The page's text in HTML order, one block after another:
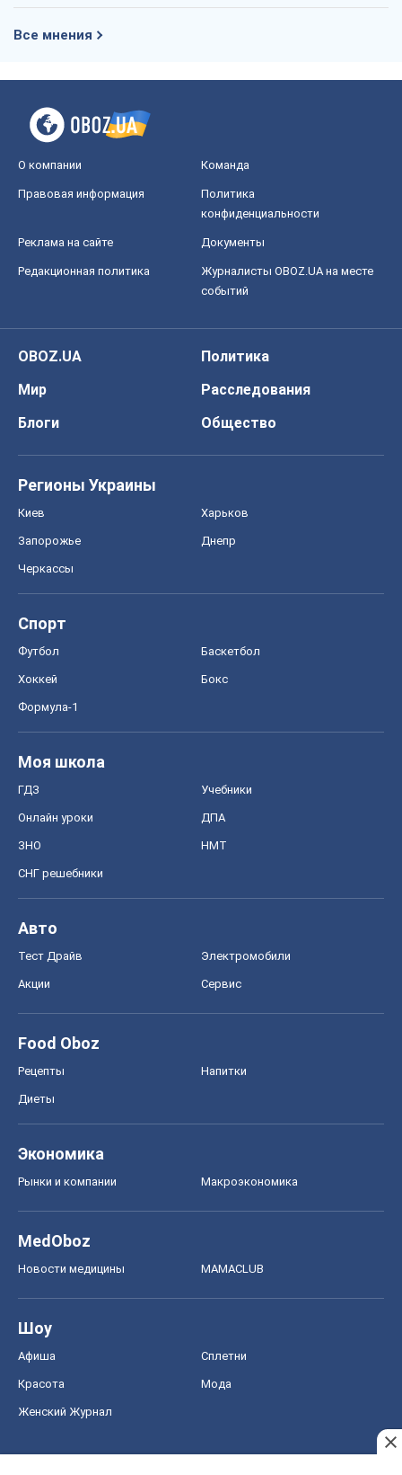
Все мнения
О компании Команда
Правовая информация
Политика
конфиденциальности
Реклама на сайте Документы
Редакционная политика
Журналисты OBOZ.UA на месте
событий
OBOZ.UA
Политика
Мир
Расследования
Блоги
Общество
Регионы Украины
Киев Харьков
Запорожье Днепр
Черкассы
Спорт
Футбол Баскетбол
Хоккей Бокс
Формула-1
Моя школа
ГДЗ Учебники
Онлайн уроки ДПА
ЗНО НМТ
СНГ решебники
Авто
Тест Драйв Электромобили
Акции Сервис
Food Oboz
Рецепты Напитки
Диеты
Экономика
Рынки и компании Mакроэкономика
MedOboz
Новости медицины MAMACLUB
Шоу
Афиша Сплетни
Красота Мода
Женский Журнал